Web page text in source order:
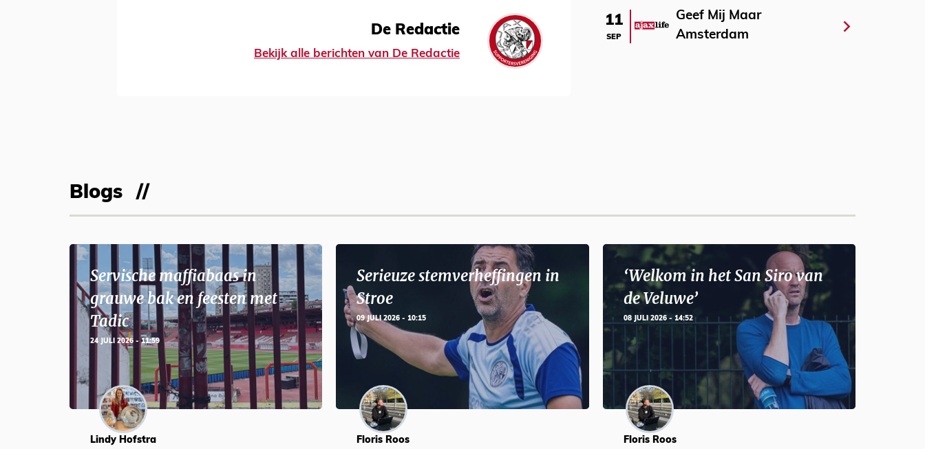
De Redactie
Bekijk alle berichten van De Redactie
11
SEP
Geef Mij Maar
Amsterdam
Blogs
Servische maffiabaas in
grauwe bak en feesten met
Tadic
24 JULI 2026 - 11:59
Lindy Hofstra
Serieuze stemverheffingen in
Stroe
09 JULI 2026 - 10:15
Floris Roos
‘Welkom in het San Siro van
de Veluwe’
08 JULI 2026 - 14:52
Floris Roos